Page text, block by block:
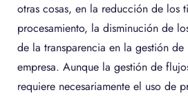
otras cosas, en la reducción de los
procesamiento, la disminución de
de la transparencia en la gestión
empresa. Aunque la gestión de
requiere necesariamente el uso de